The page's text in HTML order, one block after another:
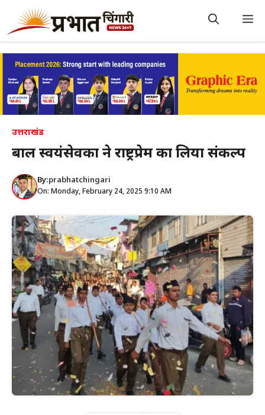
content
उत्तराखंड
बाल स्वयंसेवकों ने राष्ट्रप्रेम का लिया संकल्प
By:prabhatchingari
On: Monday, February 24, 2025 9:10 AM